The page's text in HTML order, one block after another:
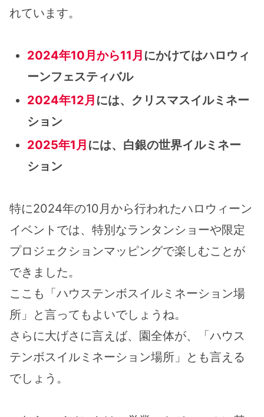
れています。
2024年10月から11月 にかけてはハロウィ
ーンフェスティバル
2024年12月 には、クリスマスイルミネー
ション
2025年1月 には、白銀の世界イルミネー
ション
特に2024年の10月から行われたハロウィーン
イベントでは、特別なランタンショーや限定
プロジェクションマッピングで楽しむことが
できました。
ここも「ハウステンボスイルミネーション場
所」と言ってもよいでしょうね。
さらに大げさに言えば、園全体が、「ハウス
テンボスイルミネーション場所」とも言える
でしょう。